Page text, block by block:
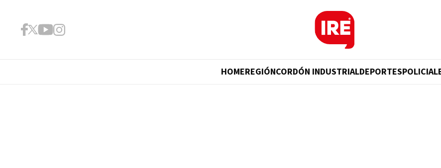
HOMEREGIÓNCORDÓN INDUSTRIALDEPORTES